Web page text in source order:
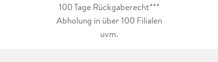
100 Tage Rückgaberecht***
Abholung in über 100 Filialen
uvm.